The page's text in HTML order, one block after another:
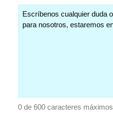
(Obligatorio)
0 de 600 caracteres máximos